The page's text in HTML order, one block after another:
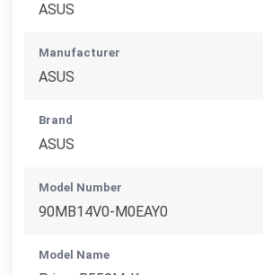
ASUS
Manufacturer
ASUS
Brand
ASUS
Model Number
90MB14V0-M0EAY0
Model Name